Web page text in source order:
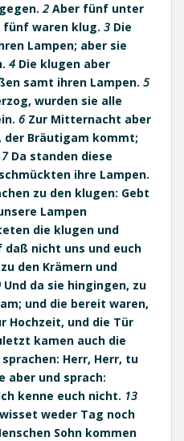
2 Aber fünf unter
fünf waren klug. 3 Die
Lampen; aber sie
4 Die klugen aber
samt ihren Lampen. 5
wurden sie alle
6 Zur Mitternacht aber
der Bräutigam kommt;
7Da standen diese
ihre Lampen.
zu den klugen: Gebt
Lampen
die klugen und
daß nicht uns und euch
den Krämern und
Und da sie hingingen, zu
und die bereit waren,
Hochzeit, und die Tür
kamen auch die
Herr, Herr, tu
aber und sprach:
kenne euch nicht. 13
weder Tag noch
Sohn kommen